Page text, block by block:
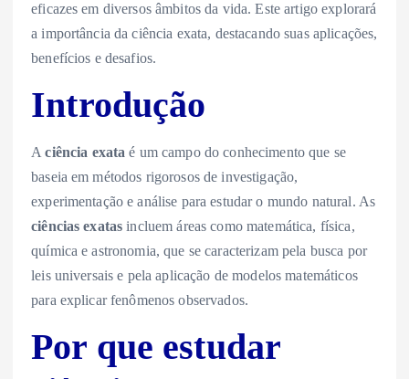
eficazes em diversos âmbitos da vida. Este artigo explorará
a importância da ciência exata, destacando suas aplicações,
benefícios e desafios.
Introdução
Aciência exata é um campo do conhecimento que se
baseia em métodos rigorosos de investigação,
experimentação e análise para estudar o mundo natural. As
ciências exatas incluem áreas como matemática, física,
química e astronomia, que se caracterizam pela busca por
leis universais e pela aplicação de modelos matemáticos
para explicar fenômenos observados.
Por que estudar